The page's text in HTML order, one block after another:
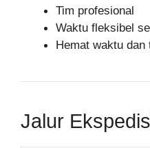
Tim profesional
Waktu fleksibel
Hemat waktu dan
Jalur